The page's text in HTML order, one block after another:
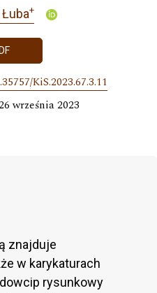
+
KiS.2023.67.3.11
września 2023
znajduje
w karykaturach
rysunkowy